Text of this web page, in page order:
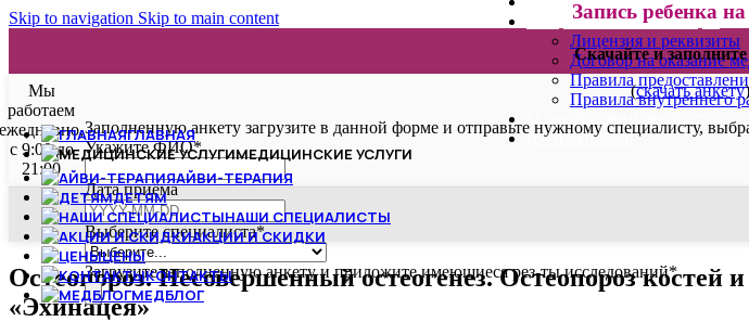
Skip to navigation Skip to main content
ОФИЦИАЛЬНАЯ ИНФОРМАЦИЯ
Лицензия и реквизиты
Договор на оказание
Правила
Правила внутреннего
ДОКУМЕНТАЦИЯ
Мы
работаем
ежедневно,
с 9:00 до
21:00
Запись ребенка
Скачайте и заполните
(скачать анкету)
Заполненную анкету загрузите в данной форме и отправьте нужному специалисту,
Укажите ФИО*
Дата приёма
Выберите специалиста*
Загрузите заполненную анкету и приложите имеющиеся рез-ты исследований*
ГЛАВНАЯ
МЕДИЦИНСКИЕ УСЛУГИ
АЙВИ-ТЕРАПИЯ
ДЕТЯМ
НАШИ СПЕЦИАЛИСТЫ
АКЦИИ И СКИДКИ
ЦЕНЫ
КОНТАКТЫ
МЕДБЛОГ
Остеопороз. Несовершенный остеогенез. Остеопороз костей
«Эхинацея»